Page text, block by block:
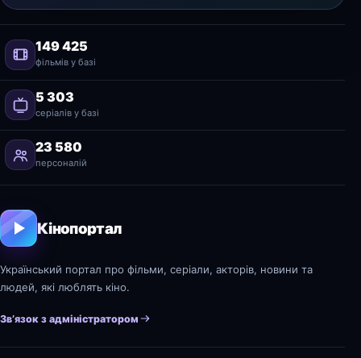
149 425
фільмів у базі
5 303
серіалів у базі
23 580
персоналій
Кінопортал
Український портал про фільми, серіали, акторів, новини та
людей, які люблять кіно.
Зв’язок з адміністратором